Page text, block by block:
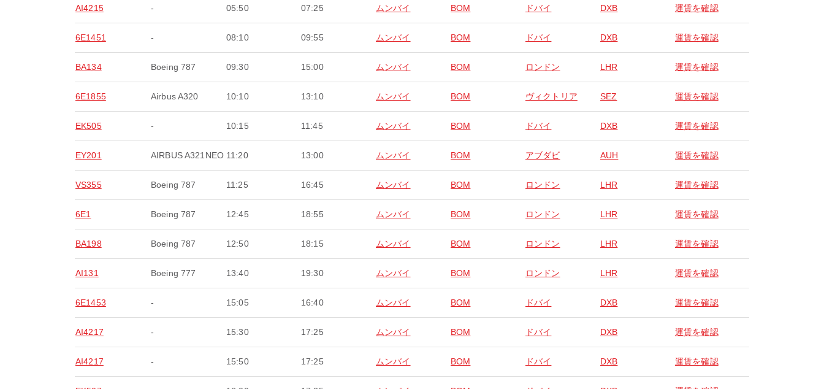
AI4215 - 05:50 07:25 ムンバイ BOM ドバイ DXB 運賃を確認
6E1451 - 08:10 09:55 ムンバイ BOM ドバイ DXB 運賃を確認
BA134 Boeing 787 09:30 15:00 ムンバイ BOM ロンドン LHR 運賃を確認
6E1855 Airbus A320 10:10 13:10 ムンバイ BOM ヴィクトリア SEZ 運賃を確認
EK505 - 10:15 11:45 ムンバイ BOM ドバイ DXB 運賃を確認
EY201 AIRBUS A321NEO 11:20 13:00 ムンバイ BOM アブダビ AUH 運賃を確認
VS355 Boeing 787 11:25 16:45 ムンバイ BOM ロンドン LHR 運賃を確認
6E1 Boeing 787 12:45 18:55 ムンバイ BOM ロンドン LHR 運賃を確認
BA198 Boeing 787 12:50 18:15 ムンバイ BOM ロンドン LHR 運賃を確認
AI131 Boeing 777 13:40 19:30 ムンバイ BOM ロンドン LHR 運賃を確認
6E1453 - 15:05 16:40 ムンバイ BOM ドバイ DXB 運賃を確認
AI4217 - 15:30 17:25 ムンバイ BOM ドバイ DXB 運賃を確認
AI4217 - 15:50 17:25 ムンバイ BOM ドバイ DXB 運賃を確認